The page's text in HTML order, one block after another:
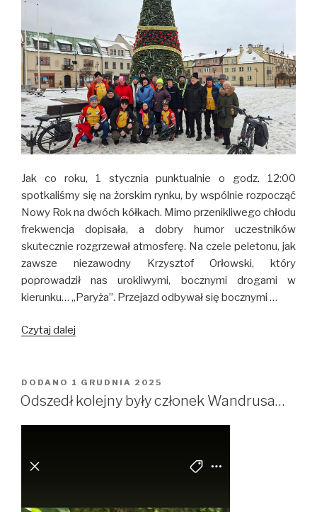
Jak co roku, 1 stycznia punktualnie o godz. 12:00
spotkaliśmy się na żorskim rynku, by wspólnie rozpocząć
Nowy Rok na dwóch kółkach. Mimo przenikliwego chłodu
frekwencja dopisała, a dobry humor uczestników
skutecznie rozgrzewał atmosferę. Na czele peletonu, jak
zawsze niezawodny Krzysztof Orłowski, który
poprowadził nas urokliwymi, bocznymi drogami w
kierunku… „Paryża”. Przejazd odbywał się bocznymi …
Czytaj dalej
Wandrusa
–
DODANO OPUBLIKOWANE
W
1 GRUDNIA 2025
Odszedł kolejny były członek Wandrusa…